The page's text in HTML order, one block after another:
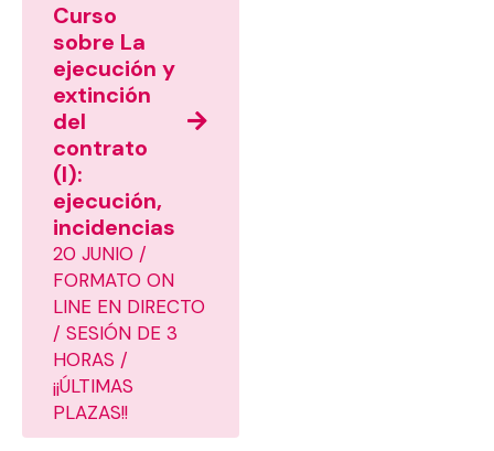
Curso
sobre La
ejecución y
extinción
del
contrato
(I):
ejecución,
incidencias
20 JUNIO /
FORMATO ON
LINE EN DIRECTO
/ SESIÓN DE 3
HORAS /
¡¡ÚLTIMAS
PLAZAS!!